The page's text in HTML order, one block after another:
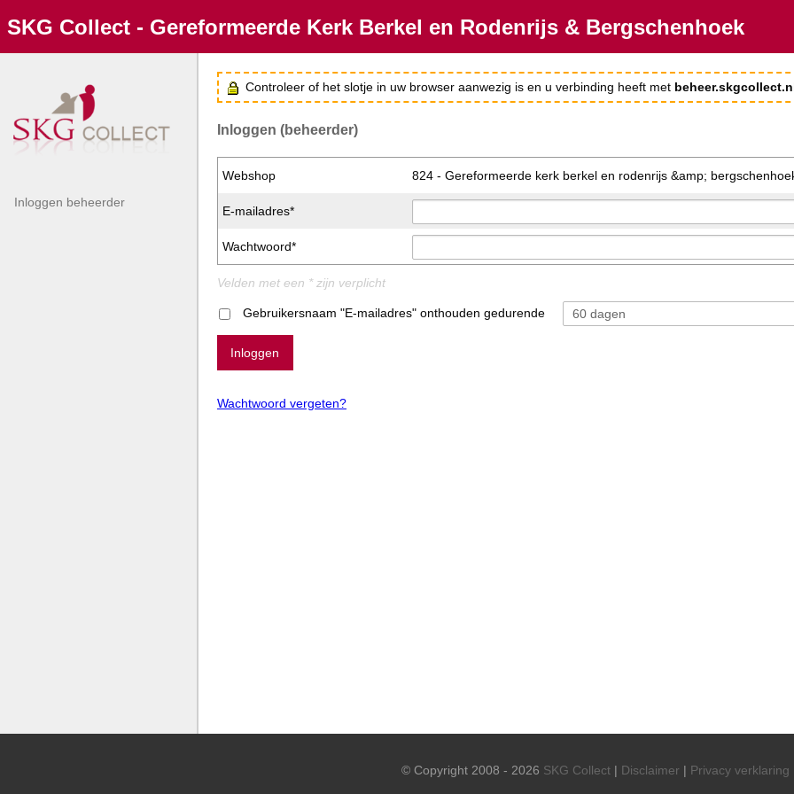
SKG Collect - Gereformeerde Kerk Berkel en Rodenrijs & Bergschenhoek
Inloggen beheerder
Controleer of het slotje in uw browser aanwezig is en u verbinding heeft met
Inloggen (beheerder)
Webshop 824 - Gereformeerde kerk berkel en rodenrijs &amp;
E-mailadres*
Wachtwoord*
Velden met een * zijn verplicht
Gebruikersnaam "E-mailadres" onthouden gedurende
Wachtwoord vergeten?
© Copyright 2008 - 2026 SKG Collect | Disclaimer | Privacy verklaring